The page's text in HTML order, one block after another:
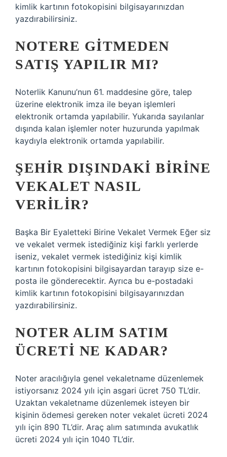
kimlik kartının fotokopisini bilgisayarınızdan
yazdırabilirsiniz.
NOTERE GITMEDEN
SATIŞ YAPILIR MI?
Noterlik Kanunu’nun 61. maddesine göre, talep
üzerine elektronik imza ile beyan işlemleri
elektronik ortamda yapılabilir. Yukarıda sayılanlar
dışında kalan işlemler noter huzurunda yapılmak
kaydıyla elektronik ortamda yapılabilir.
ŞEHIR DIŞINDAKI BIRINE
VEKALET NASIL
VERILIR?
Başka Bir Eyaletteki Birine Vekalet Vermek Eğer siz
ve vekalet vermek istediğiniz kişi farklı yerlerde
iseniz, vekalet vermek istediğiniz kişi kimlik
kartının fotokopisini bilgisayardan tarayıp size e-
posta ile gönderecektir. Ayrıca bu e-postadaki
kimlik kartının fotokopisini bilgisayarınızdan
yazdırabilirsiniz.
NOTER ALIM SATIM
ÜCRETI NE KADAR?
Noter aracılığıyla genel vekaletname düzenlemek
istiyorsanız 2024 yılı için asgari ücret 750 TL’dir.
Uzaktan vekaletname düzenlemek isteyen bir
kişinin ödemesi gereken noter vekalet ücreti 2024
yılı için 890 TL’dir. Araç alım satımında avukatlık
ücreti 2024 yılı için 1040 TL’dir.